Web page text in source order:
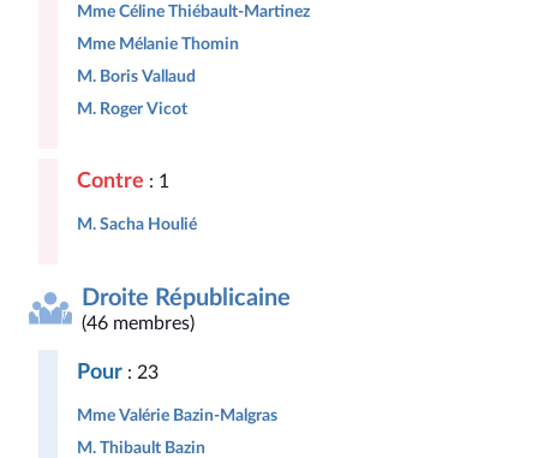
Mme Céline Thiébault-Martinez
Mme Mélanie Thomin
M. Boris Vallaud
M. Roger Vicot
Contre : 1
M. Sacha Houlié
Droite Républicaine
(46 membres)
Pour : 23
Mme Valérie Bazin-Malgras
M. Thibault Bazin